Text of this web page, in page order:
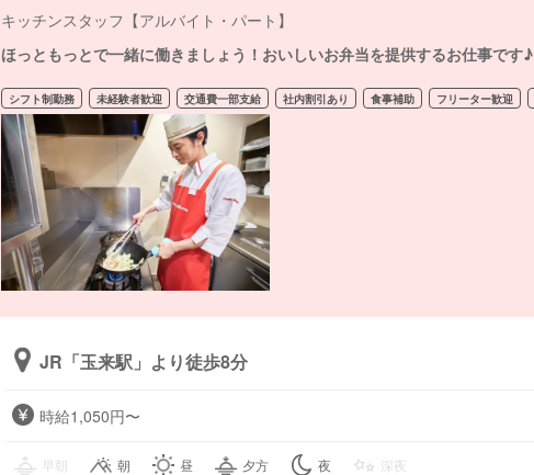
キッチンスタッフ【アルバイト・パート】
ほっともっとで一緒に働きましょう！おいしいお弁当を提供するお仕事です♪
シフト制勤務 未経験者歓迎 交通費一部支給 社内割引あり 食事補助 フリーター歓迎
JR「玉来駅」より徒歩8分
時給1,050円〜
早朝 朝 昼 夕方 夜 深夜